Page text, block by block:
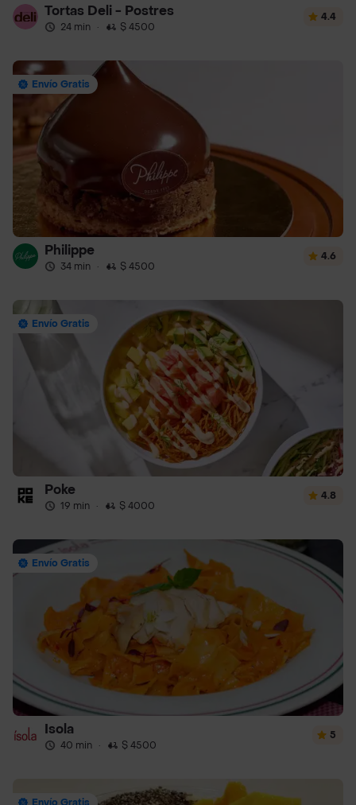
Tortas Deli - Postres
24 min · $ 4500
4.4
Envío Gratis
Philippe
34 min · $ 4500
4.6
Envío Gratis
Poke
19 min · $ 4000
4.8
Envío Gratis
Isola
40 min · $ 4500
5